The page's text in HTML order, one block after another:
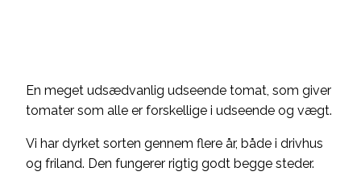
En meget udsædvanlig udseende tomat, som giver
tomater som alle er forskellige i udseende og vægt.
Vi har dyrket sorten gennem flere år, både i drivhus
og friland. Den fungerer rigtig godt begge steder.